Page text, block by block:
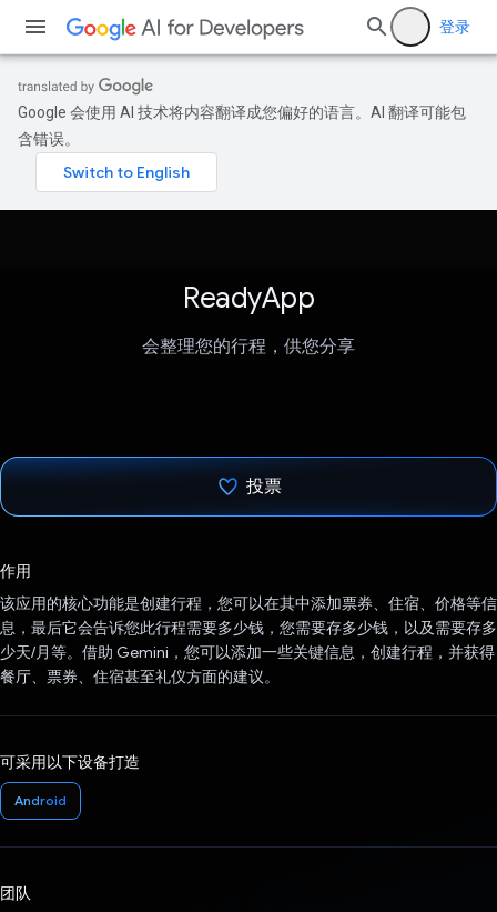
登录
Google 会使用 AI 技术将内容翻译成您偏好的语言。AI 翻译可能包
含错误。
ReadyApp
会整理您的行程，供您分享
投票
作用
该应用的核心功能是创建行程，您可以在其中添加票券、住宿、价格等信
息，最后它会告诉您此行程需要多少钱，您需要存多少钱，以及需要存多
少天/月等。借助 Gemini，您可以添加一些关键信息，创建行程，并获得
餐厅、票券、住宿甚至礼仪方面的建议。
可采用以下设备打造
Android
团队